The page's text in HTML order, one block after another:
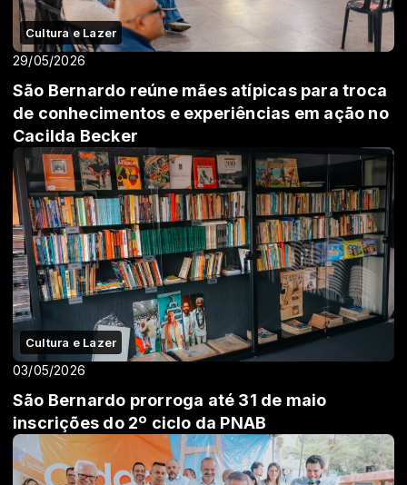
Cultura e Lazer
29/05/2026
São Bernardo reúne mães atípicas para troca
de conhecimentos e experiências em ação no
Cacilda Becker
Cultura e Lazer
03/05/2026
São Bernardo prorroga até 31 de maio
inscrições do 2º ciclo da PNAB